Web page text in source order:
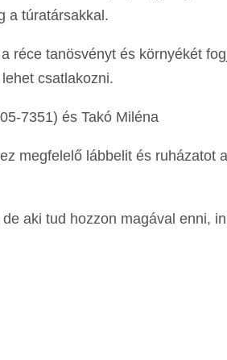
a túratársakkal.
réce tanösvényt és környékét
csatlakozni.
7351) és Takó Miléna
megfelelő lábbelit és ruházatot
aki tud hozzon magával enni,